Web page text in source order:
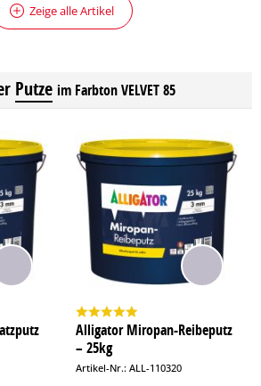
Zeige alle Artikel
Putze im Farbton VELVET 85
Alligator Miropan-Reibeputz
– 25kg
Artikel-Nr.: ALL-110320